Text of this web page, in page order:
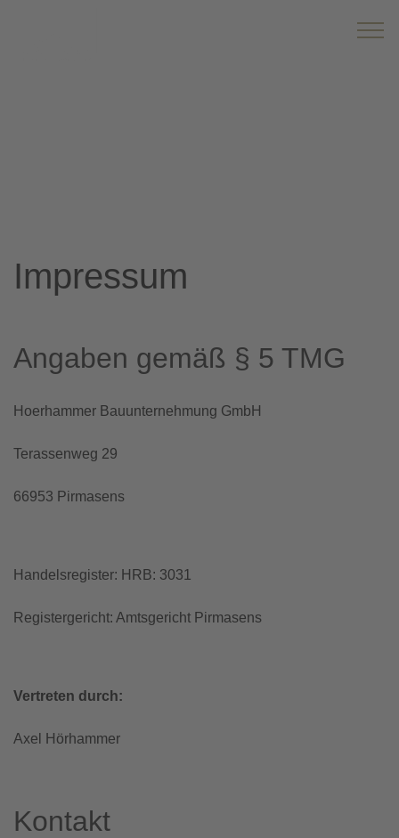
Impressum
Angaben gemäß § 5 TMG
Hoerhammer Bauunternehmung GmbH
Terassenweg 29
66953 Pirmasens
Handelsregister: HRB: 3031
Registergericht: Amtsgericht Pirmasens
Vertreten durch:
Axel Hörhammer
Kontakt